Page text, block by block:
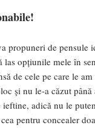
propuneri de pensule
las opțiunile mele în
de cele pe care le
și nu le-a căzut
adică nu le
pentru concealer